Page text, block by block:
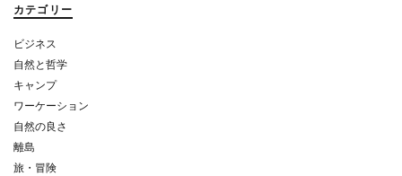
ン
カテゴリー
ビジネス
自然と哲学
キャンプ
ワーケーション
自然の良さ
離島
旅・冒険